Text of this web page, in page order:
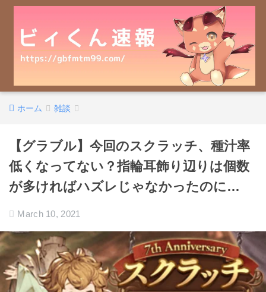
ホーム 雑談
【グラブル】今回のスクラッチ、種汁率
低くなってない？指輪耳飾り辺りは個数
が多ければハズレじゃなかったのに…
March 10, 2021